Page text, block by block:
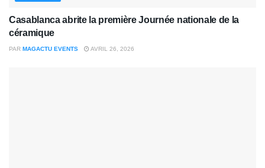
Casablanca abrite la première Journée nationale de la
céramique
PAR MAGACTU EVENTS AVRIL 26, 2026